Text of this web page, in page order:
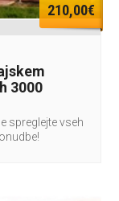
210,00€
3000
spreglejte vseh